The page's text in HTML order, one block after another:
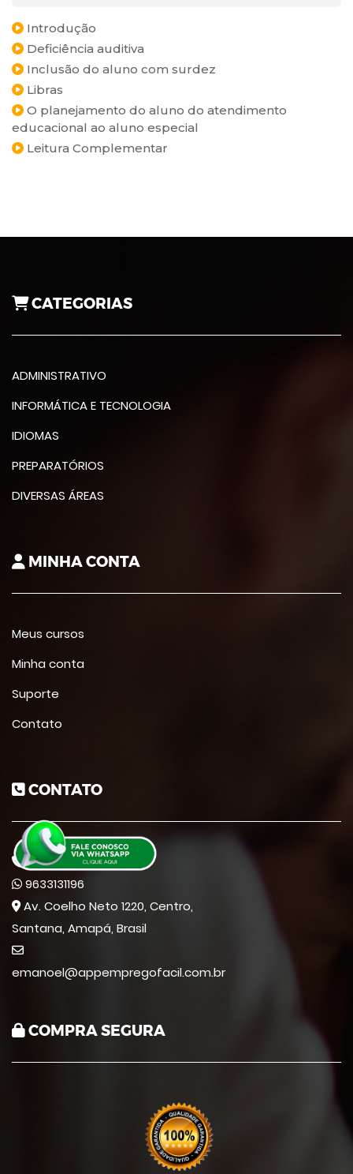
Introdução
Deficiência auditiva
Inclusão do aluno com surdez
Libras
O planejamento do aluno do atendimento
educacional ao aluno especial
Leitura Complementar
CATEGORIAS
ADMINISTRATIVO
INFORMÁTICA E TECNOLOGIA
IDIOMAS
PREPARATÓRIOS
DIVERSAS ÁREAS
MINHA CONTA
Meus cursos
Minha conta
Suporte
Contato
CONTATO
9633131196
9633131196
Av. Coelho Neto 1220, Centro,
Santana, Amapá, Brasil
emanoel@appempregofacil.com.br
COMPRA SEGURA